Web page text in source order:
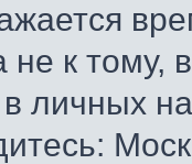
не к тому,
личных